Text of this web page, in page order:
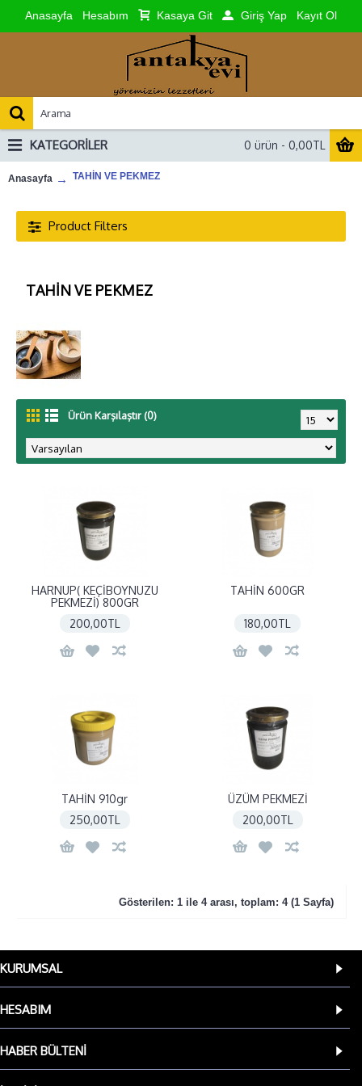
Anasayfa Hesabım Kasaya Git Giriş Yap Kayıt Ol
0 ürün - 0,00TL
KATEGORILER
Anasayfa TAHİN VE PEKMEZ
Product Filters
TAHİN VE PEKMEZ
Ürün Karşılaştır (0)
HARNUP( KEÇİBOYNUZU
PEKMEZİ) 800GR
200,00TL
TAHİN 600GR
180,00TL
TAHİN 910gr
250,00TL
ÜZÜM PEKMEZİ
200,00TL
Gösterilen: 1 ile 4 arası, toplam: 4 (1 Sayfa)
KURUMSAL
HESABIM
HABER BÜLTENI